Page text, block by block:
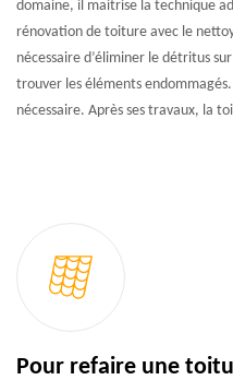
domaine, il maitrise la technique
rénovation de toiture avec le
nécessaire d’éliminer le détritus
trouver les éléments
nécessaire. Après ses travaux, la
Pour refaire une